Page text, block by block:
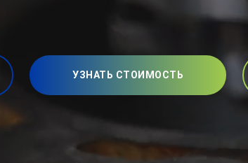
УЗНАТЬ СТОИМОСТЬ